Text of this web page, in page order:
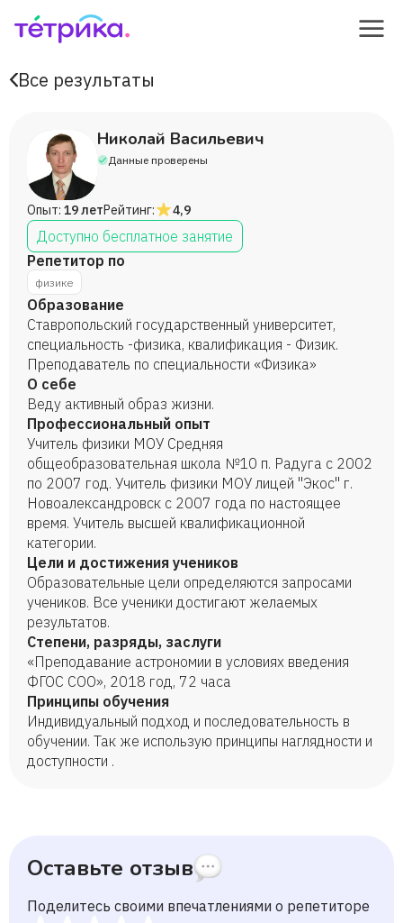
Все результаты
Николай Васильевич
Данные проверены
Опыт: 19 летРейтинг: 4,9
Доступно бесплатное занятие
Репетитор по
физике
Образование
Ставропольский государственный университет,
специальность -физика, квалификация - Физик.
Преподаватель по специальности «Физика»
О себе
Веду активный образ жизни.
Профессиональный опыт
Учитель физики МОУ Средняя
общеобразовательная школа №10 п. Радуга с 2002
по 2007 год. Учитель физики МОУ лицей "Экос" г.
Новоалександровск с 2007 года по настоящее
время. Учитель высшей квалификационной
категории.
Цели и достижения учеников
Образовательные цели определяются запросами
учеников. Все ученики достигают желаемых
результатов.
Степени, разряды, заслуги
«Преподавание астрономии в условиях введения
ФГОС СОО», 2018 год, 72 часа
Принципы обучения
Индивидуальный подход и последовательность в
обучении. Так же использую принципы наглядности и
доступности .
Оставьте отзыв
Поделитесь своими впечатлениями о репетиторе